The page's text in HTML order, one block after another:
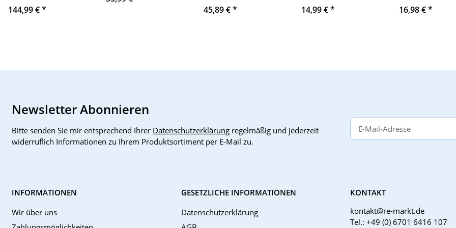
86 Simoreg
144,99 €*
1CH10-0XA0 -
45,89 €* 14,99 €* 16,98 €*
Newsletter Abonnieren
Bitte senden Sie mir entsprechend Ihrer Datenschutzerklärung regelmäßig und jederzeit
widerruflich Informationen zu Ihrem Produktsortiment per E-Mail zu.
INFORMATIONEN
Wir über uns
GESETZLICHE INFORMATIONEN
Datenschutzerklärung
KONTAKT
kontakt@re-markt.de
Tel.: +49 (0) 6701 6416 107